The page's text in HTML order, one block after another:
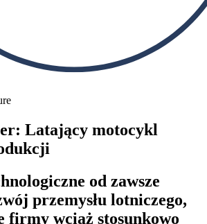
Latający motocykl
od zawsze
przemysłu lotniczego,
firmy wciąż stosunkowo